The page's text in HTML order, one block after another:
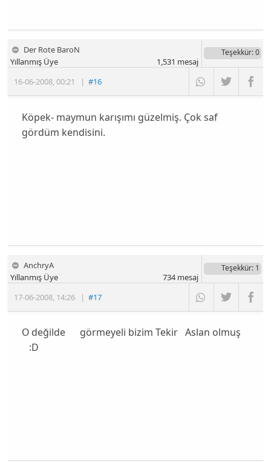
Der Rote BaroN
16-06-2008,00:21 |#16
Yıllanmış Üye
Teşekkür: 0
1,531 mesaj
Köpek- maymun karışımı güzelmiş. Çok saf
gördüm kendisini.
AnchryA
17-06-2008, 14:26 |#17
Yıllanmış Üye
Teşekkür: 1
734mesaj
O değilde görmeyeli bizim Tekir Aslan olmuş
:D